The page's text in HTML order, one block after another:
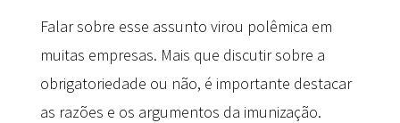
Falar sobre esse assunto virou polêmica em
muitas empresas. Mais que discutir sobre a
obrigatoriedade ou não, é importante destacar
as razões e os argumentos da imunização.